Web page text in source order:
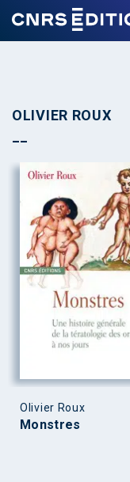
OLIVIER ROUX
Olivier Roux
Monstres